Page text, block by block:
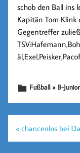
schob den Ball ins
Kapitän Tom
Gegentreffer
TSV:
Fußball » B-
Beitragsnavigation
« chancenlos bei